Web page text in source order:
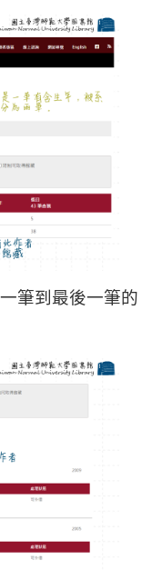
筆到最後一筆的